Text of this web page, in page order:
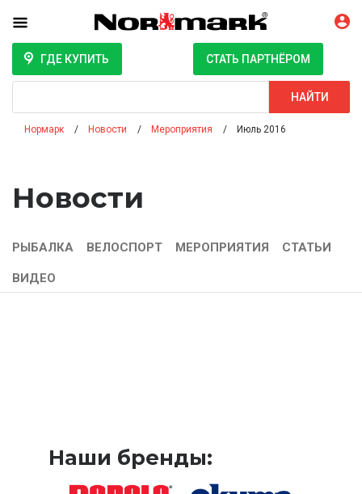
ГДЕ КУПИТЬ СТАТЬ ПАРТНЁРОМ
НАЙТИ
Нормарк Новости Мероприятия Июль 2016
Новости
РЫБАЛКА ВЕЛОСПОРТ МЕРОПРИЯТИЯ СТАТЬИ
ВИДЕО
Наши бренды: